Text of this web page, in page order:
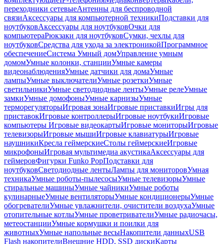
переходники сетевыеАнтенны для беспроводной
связиАксессуары для компьютерной техникиПодставки для
ноутбуковАксессуары для ноутбуковОчки для
компьютераРюкзаки для ноутбуковСумки, чехлы для
ноутбуковСредства для ухода за электроникойПрограммное
обеспечениеСистема Умный домУправление умным
домомУмные колонки, станцииУмные камеры
видеонаблюденияУмные датчики для домаУмные
лампыУмные выключателиУмные розеткиУмные
светильникиУмные светодиодные лентыУмные релеУмные
замкиУмные домофоныУмные карнизыУмные
терморегуляторыИгровая зонаИгровые приставкиИгры для
приставокИгровые контроллерыИгровые ноутбукиИгровые
компьютеры Игровые видеокартыИгровые мониторыИгровые
телевизорыИгровые мышиИгровые клавиатурыИгровые
наушникиКресла геймерскиеСтолы геймерскиеИгровые
микрофоныИгровая мультимедиа акустикаАксессуары для
геймеровФигурки Funko PopПодставки для
ноутбуковСветодиодные лентыЛампы для мониторовУмная
техникаУмные роботы-пылесосыУмные телевизорыУмные
стиральные машиныУмные чайникиУмные роботы
кулинарныеУмные вентиляторыУмные кондиционерыУмные
обогревателиУмные увлажнители, очистители воздухаУмные
отопительные котлыУмные проветривателиУмные радиочасы,
метеостанцииУмные кормушки и поилки для
животныхУмные напольные весыНакопители данныхUSB
Flash накопителиВнешние HDD, SSD дискиКарты